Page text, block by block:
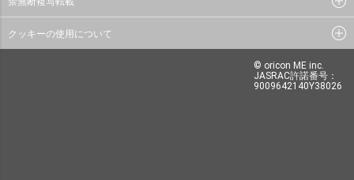
クッキーの使用について
© oricon ME inc.
JASRAC許諾番号：
9009642140Y38026